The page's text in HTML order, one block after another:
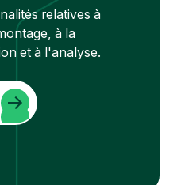
relatives à
à la
et à l'analyse.